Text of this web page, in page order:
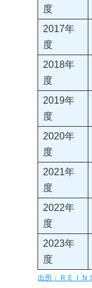
度
2017年
度
2018年
度
2019年
度
2020年
度
2021年
度
2022年
度
2023年
度
出所：ＲＥＩＮ